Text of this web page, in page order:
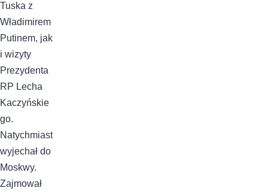
Tuska z
Władimirem
Putinem, jak
i wizyty
Prezydenta
RP Lecha
Kaczyńskie
go.
Natychmiast
wyjechał do
Moskwy.
Zajmował